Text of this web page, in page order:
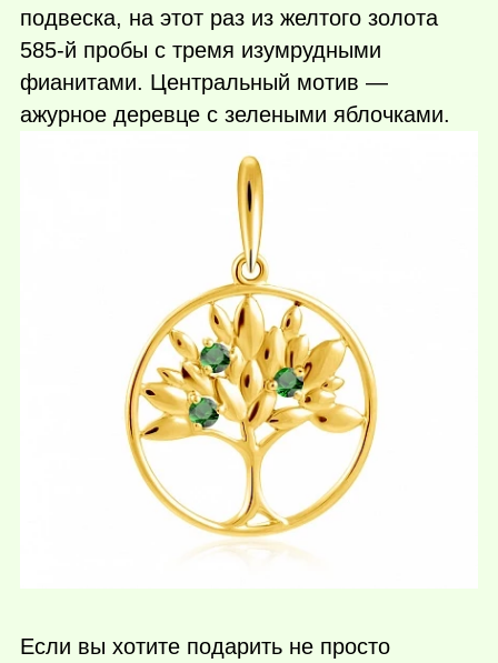
подвеска, на этот раз из желтого золота
585-й пробы с тремя изумрудными
фианитами. Центральный мотив —
ажурное деревце с зелеными яблочками.
Если вы хотите подарить не просто